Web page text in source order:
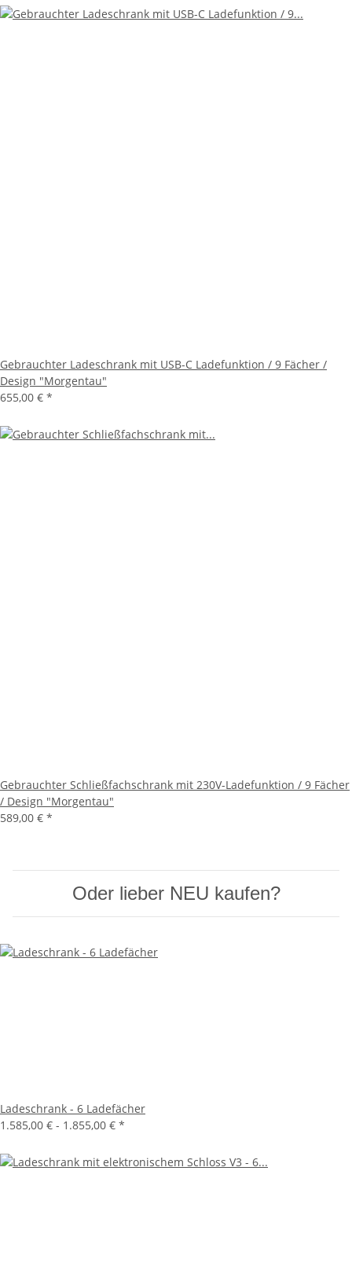
Gebrauchter Ladeschrank mit USB-C Ladefunktion / 9 Fächer /
Design "Morgentau"
655,00 € *
Gebrauchter Schließfachschrank mit 230V-Ladefunktion / 9 Fächer
/ Design "Morgentau"
589,00 € *
Oder lieber NEU kaufen?
Ladeschrank - 6 Ladefächer
1.585,00 € - 1.855,00 € *